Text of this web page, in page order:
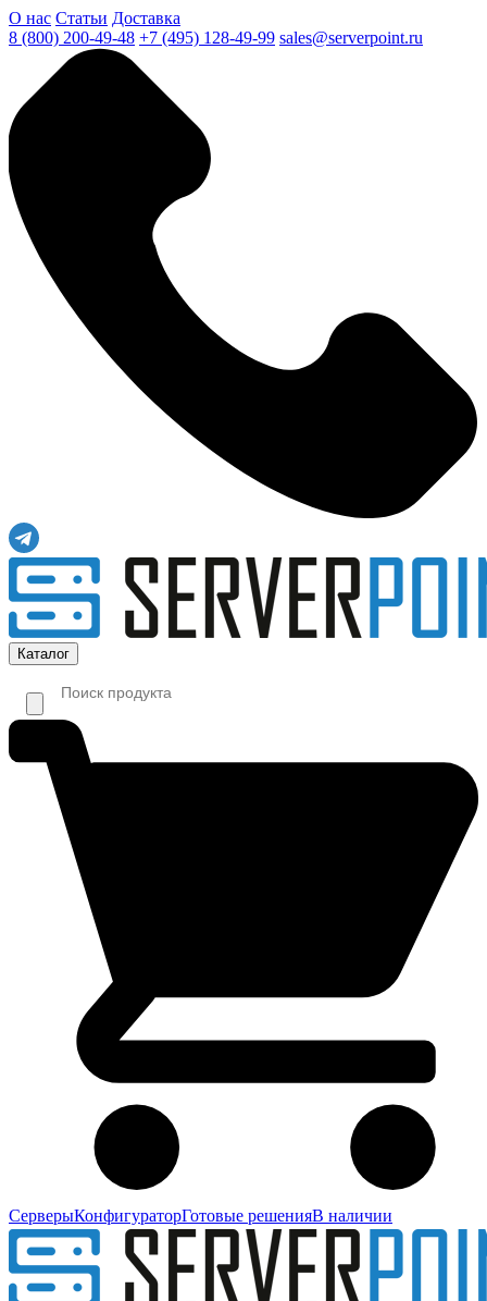
О нас Статьи Доставка
8 (800) 200-49-48 +7 (495) 128-49-99 sales@serverpoint.ru
Каталог
СерверыКонфигураторГотовые решенияВ наличии